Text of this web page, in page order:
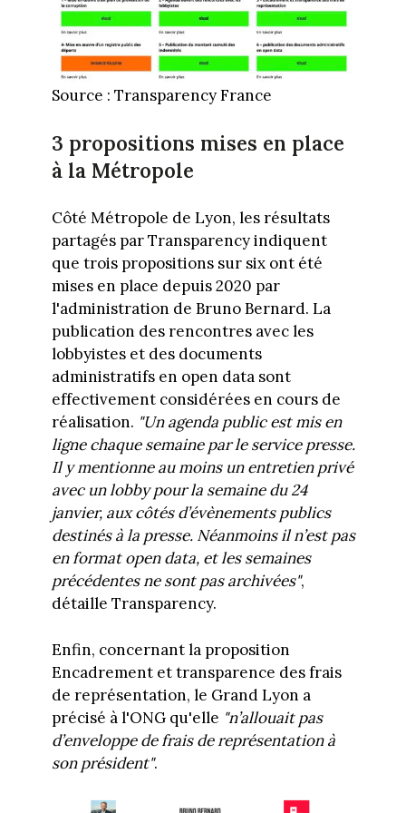
Source : Transparency France
3 propositions mises en place
à la Métropole
Côté Métropole de Lyon, les résultats
partagés par Transparency indiquent
que trois propositions sur six ont été
mises en place depuis 2020 par
l'administration de Bruno Bernard. La
publication des rencontres avec les
lobbyistes et des documents
administratifs en open data sont
effectivement considérées en cours de
réalisation. "Un agenda public est mis en
ligne chaque semaine par le service presse.
Il y mentionne au moins un entretien privé
avec un lobby pour la semaine du 24
janvier, aux côtés d’évènements publics
destinés à la presse. Néanmoins il n’est pas
en format open data, et les semaines
précédentes ne sont pas archivées",
détaille Transparency.
Enfin, concernant la proposition
Encadrement et transparence des frais
de représentation, le Grand Lyon a
précisé à l'ONG qu'elle "n’allouait pas
d’enveloppe de frais de représentation à
son président".